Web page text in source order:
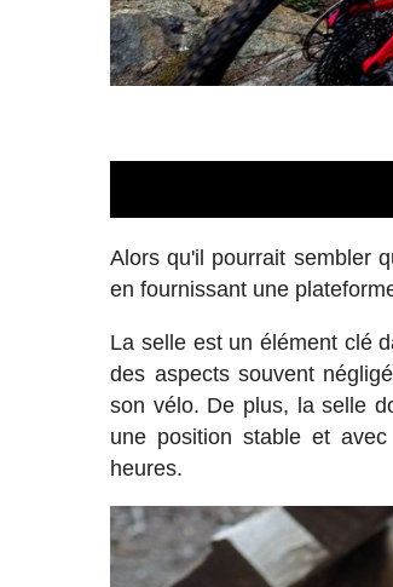
Alors qu'il pourrait sembler
en fournissant une
La selle est un élément clé
des aspects souvent
son vélo. De plus, la selle
une position stable et avec
heures.